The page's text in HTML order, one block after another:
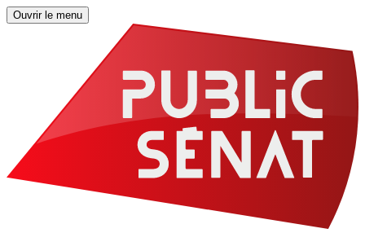
Ouvrir le menu